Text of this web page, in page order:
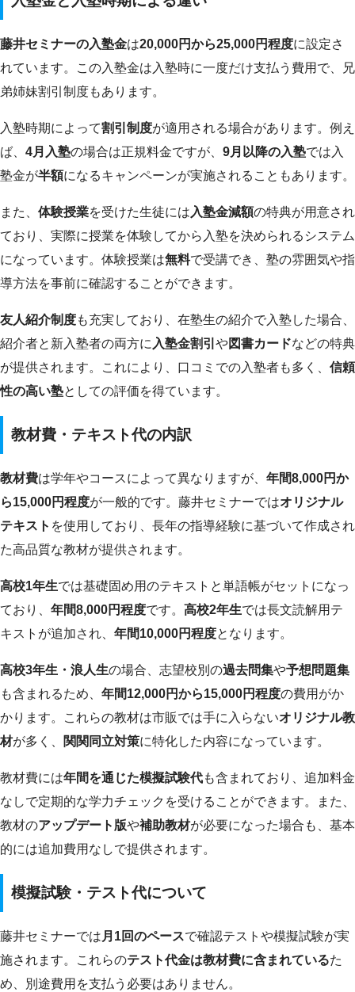
藤井セミナーの入塾金は20,000円から25,000円程度に設定さ
れています。この入塾金は入塾時に一度だけ支払う費用で、兄
弟姉妹割引制度もあります。
入塾時期によって割引制度が適用される場合があります。例え
ば、 4月入塾の場合は正規料金ですが、 9月以降の入塾では入
塾金が半額になるキャンペーンが実施されることもあります。
また、 体験授業を受けた生徒には 入塾金減額の特典が用意され
ており、実際に授業を体験してから入塾を決められるシステム
になっています。体験授業は無料で受講でき、塾の雰囲気や指
導方法を事前に確認することができます。
友人紹介制度も充実しており、在塾生の紹介で入塾した場合、
紹介者と新入塾者の両方に 入塾金割引 や図書カードなどの特典
が提供されます。これにより、口コミでの入塾者も多く、 信頼
性の高い塾としての評価を得ています。
教材費・テキスト代の内訳
教材費は学年やコースによって異なりますが、 年間8,000円か
ら15,000円程度が一般的です。藤井セミナーではオリジナル
テキスト を使用しており、長年の指導経験に基づいて作成され
た高品質な教材が提供されます。
高校1年生では基礎固め用のテキストと単語帳がセットになっ
ており、 年間8,000円程度です。 高校2年生では長文読解用テ
キストが追加され、 年間10,000円程度となります。
高校3年生・浪人生の場合、志望校別の過去問集や予想問題集
も含まれるため、 年間12,000円から15,000円程度の費用がか
かります。これらの教材は市販では手に入らないオリジナル教
材が多く、 関関同立対策に特化した内容になっています。
教材費には年間を通じた模擬試験代も含まれており、追加料金
なしで定期的な学力チェックを受けることができます。また、
教材のアップデート版や補助教材が必要になった場合も、基本
的には追加費用なしで提供されます。
模擬試験・テスト代について
藤井セミナーでは 月1回のペースで確認テストや模擬試験が実
施されます。これらのテスト代金は教材費に含まれているた
め、別途費用を支払う必要はありません。